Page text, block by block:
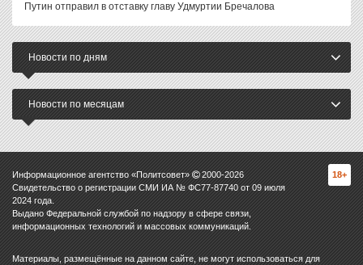
Путин отправил в отставку главу Удмуртии Бречалова
Новости по дням
Новости по месяцам
Информационное агентство «Политсовет» 2000-2026
Свидетельство о регистрации СМИ ИА № ФС77-87740 от 09 июля
2024 года.
Выдано Федеральной службой по надзору в сфере связи,
информационных технологий и массовых коммуникаций.
18+
Материалы, размещённые на данном сайте, не могут использоваться для